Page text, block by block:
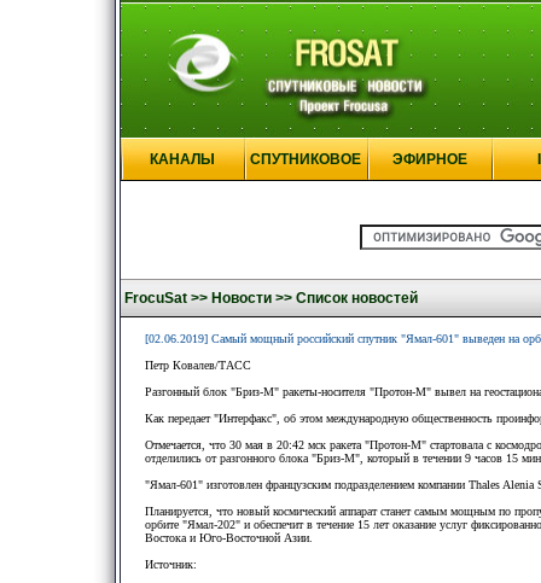
КАНАЛЫ СПУТНИКОВОЕ ЭФИРНОЕ
FrocuSat >> Новости >> Список новостей
[02.06.2019] Самый мощный российский спутник "Ямал-601" выведен на
Петр Ковалев/ТАСС
Разгонный блок "Бриз-М" ракеты-носителя "Протон-М" вывел на
Как передает "Интерфакс", об этом международную общественность
Отмечается, что 30 мая в 20:42 мск ракета "Протон-М" стартовала с
отделились от разгонного блока "Бриз-М", который в течении 9 часов 15
"Ямал-601" изготовлен французским подразделением компании Thales Alenia
Планируется, что новый космический аппарат станет самым мощным по
орбите "Ямал-202" и обеспечит в течение 15 лет оказание услуг
Востока и Юго-Восточной Азии.
Источник: